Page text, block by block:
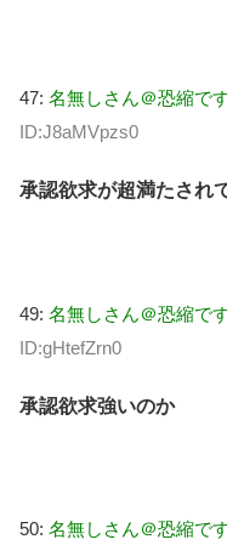
47: 名無しさん＠恐縮で
ID:J8aMVpzs0
承認欲求が超満たされ
49: 名無しさん＠恐縮で
ID:gHtefZrn0
承認欲求強いのか
50: 名無しさん＠恐縮で